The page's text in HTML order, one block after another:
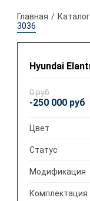
Главная
3036
Hyundai
0 руб
-250 000 руб
Цвет
Статус
Модификация
Комплектация